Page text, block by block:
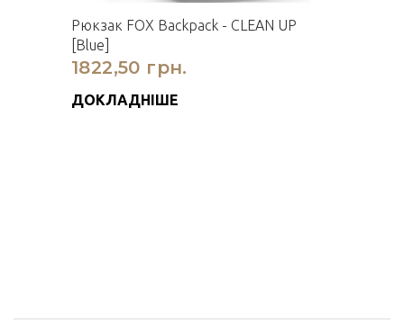
Рюкзак FOX Backpack - CLEAN UP
[Blue]
1822,50 грн.
ДОКЛАДНІШЕ